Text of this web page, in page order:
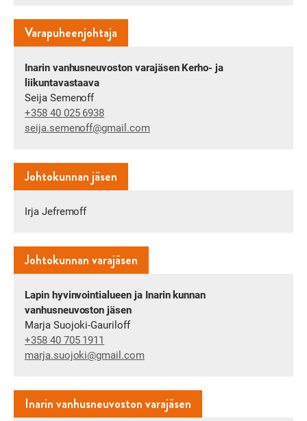
Varapuheenjohtaja
Inarin vanhusneuvoston varajäsen Kerho- ja
liikuntavastaava
Seija Semenoff
+358 40 025 6938
seija.semenoff​@gmail.com
Johtokunnan jäsen
Irja Jefremoff
Johtokunnan varajäsen
Lapin hyvinvointialueen ja Inarin kunnan
vanhusneuvoston jäsen
Marja Suojoki-Gauriloff
+358 40 705 1911
marja.suojoki​@gmail.com
Inarin vanhusneuvoston varajäsen